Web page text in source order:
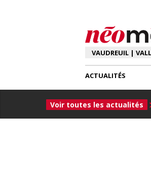
ACTUALITÉS
Voir toutes les actualités